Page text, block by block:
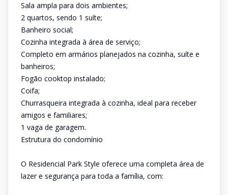
Sala ampla para dois ambientes;
2 quartos, sendo 1 suíte;
Banheiro social;
Cozinha integrada à área de serviço;
Completo em armários planejados na cozinha, suíte e
banheiros;
Fogão cooktop instalado;
Coifa;
Churrasqueira integrada à cozinha, ideal para receber
amigos e familiares;
1 vaga de garagem.
Estrutura do condomínio
O Residencial Park Style oferece uma completa área de
lazer e segurança para toda a família, com: